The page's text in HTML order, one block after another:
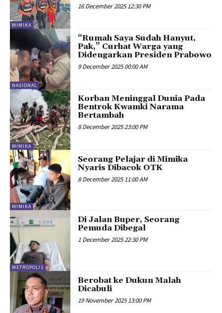
MIMIKA
16 December 2025 12:30 PM
NASIONAL
“Rumah Saya Sudah Hanyut,
Pak,” Curhat Warga yang
Didengarkan Presiden Prabowo
9 December 2025 00:00 AM
MIMIKA
Korban Meninggal Dunia Pada
Bentrok Kwamki Narama
Bertambah
8 December 2025 23:00 PM
MIMIKA
Seorang Pelajar di Mimika
Nyaris Dibacok OTK
8 December 2025 11:00 AM
METROPOLIS
Di Jalan Buper, Seorang
Pemuda Dibegal
1 December 2025 22:30 PM
Berobat ke Dukun Malah
Dicabuli
19 November 2025 13:00 PM